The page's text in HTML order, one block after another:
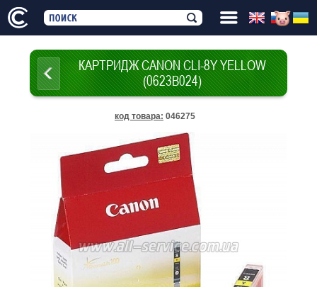
КАРТРИДЖ CANON CLI-8Y YELLOW
(0623B024)
код товара: 046275